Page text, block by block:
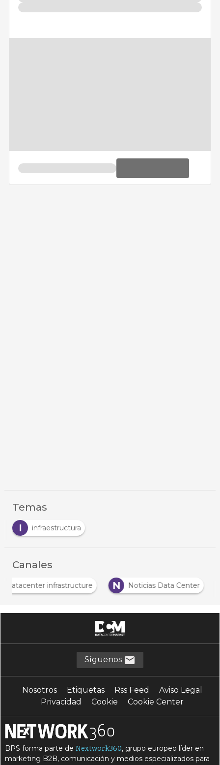
Temas
I
infraestructura
Canales
D
Datacenter infrastructure N Noticias Data
Síguenos
Nosotros Etiquetas Rss Feed
Aviso Legal
Privacidad
Cookie Cookie Center
BPS forma parte deNextwork360, grupo europeo líder en
marketing B2B, comunicación y medios especializados para